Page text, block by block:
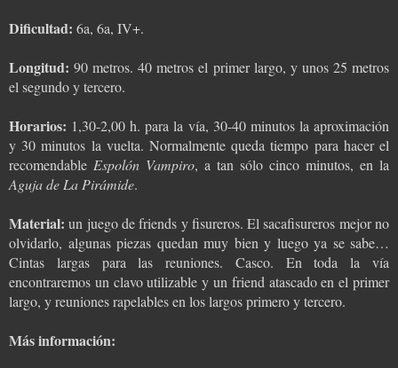
Dificultad: 6a, 6a, IV+.
Longitud: 90 metros. 40 metros el primer largo, y unos 25 metros
el segundo y tercero.
Horarios: 1,30-2,00 h. para la vía, 30-40 minutos la aproximación
y 30 minutos la vuelta. Normalmente queda tiempo para hacer el
recomendable Espolón Vampiro, a tan sólo cinco minutos, en la
Aguja de La Pirámide.
Material:un juego de friends y fisureros. El sacafisureros mejor no
olvidarlo, algunas piezas quedan muy bien y luego ya se sabe…
Cintas largas para las reuniones. Casco. En toda la vía
encontraremos un clavo utilizable y un friend atascado en el primer
largo, y reuniones rapelables en los largos primero y tercero.
Más información: